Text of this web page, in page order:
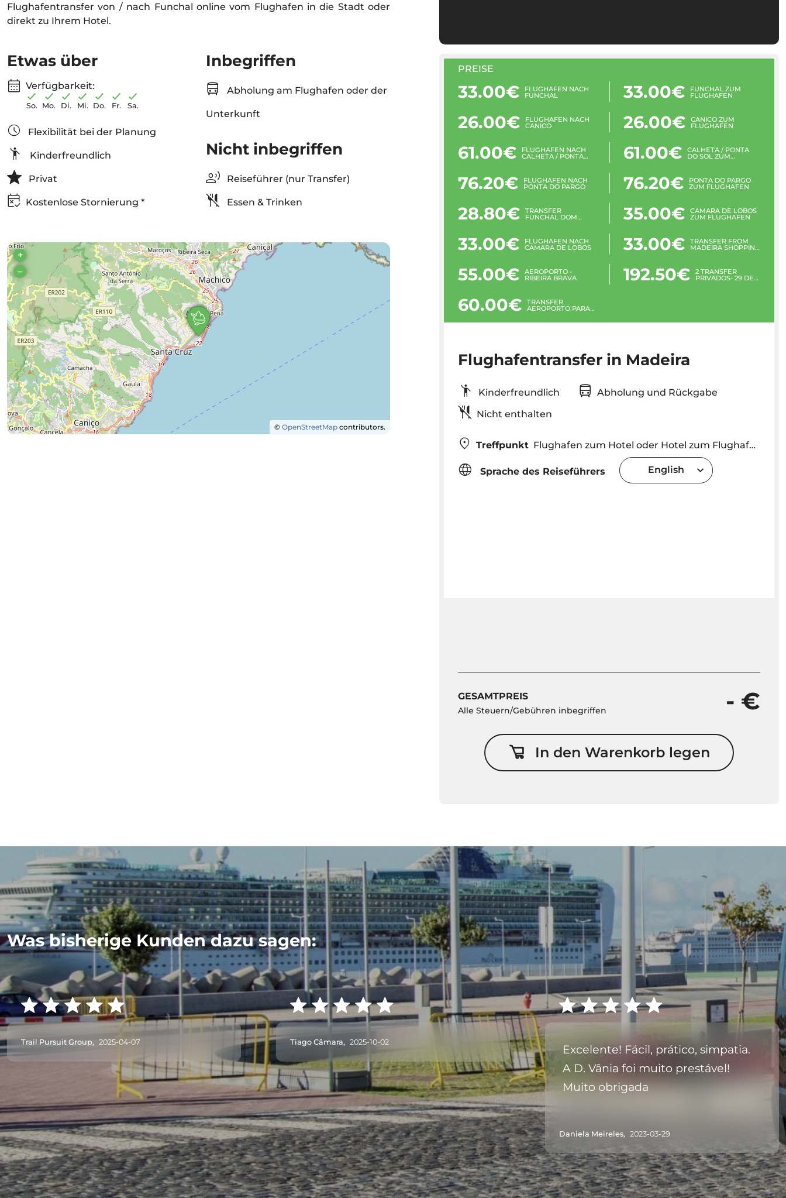
Flughafentransfer von / nach Funchal online vom Flughafen in die Stadt oder
direkt zu Ihrem Hotel.
Etwas über
Verfügbarkeit:
So. Mo. Di. Mi. Do. Fr. Sa.
Flexibilität bei der Planung
Kinderfreundlich
Privat
Kostenlose Stornierung *
Inbegriffen
Abholung am Flughafen oder der
Unterkunft
Nicht inbegriffen
Reiseführer (nur Transfer)
Essen & Trinken
+
–
©OpenStreetMap contributors.
PREISE
33.00€ FLUGHAFEN NACH
FUNCHAL 33.00€ FUNCHAL ZUM
FLUGHAFEN
26.00€ FLUGHAFEN NACH
CANICO 26.00€ CANICO ZUM
FLUGHAFEN
61.00€ FLUGHAFEN NACH
CALHETA / PONTA 61.00€ CALHETA / PONTA
DO SOL ZUM
76.20€ FLUGHAFEN NACH
PONTA DO PARGO 76.20€ PONTA DO PARGO
ZUM FLUGHAFEN
28.80€ TRANSFER
FUNCHAL DOM 35.00€ CAMARA DE LOBOS
ZUM FLUGHAFEN
33.00€ FLUGHAFEN NACH
CAMARA DE LOBOS 33.00€ TRANSFER FROM
MADEIRA SHOPPING
55.00€ AEROPORTO -
RIBEIRA BRAVA 192.50€ 2 TRANSFER
PRIVADOS- 29 DE
60.00€ TRANSFER
AEROPORTO PARA
Flughafentransfer in Madeira
Kinderfreundlich
Abholung und Rückgabe
Nicht enthalten
Treffpunkt Flughafen zum Hotel oder Hotel zum Flughafen (Bitte bei Buchung angeben, ob der Transfer "Vom Flughafen oder vom Flughafen" erfolgt)
Sprache des Reiseführers English
GESAMTPREIS
Alle Steuern/Gebühren inbegriffen - €
In den Warenkorb legen
Was bisherige Kunden dazu sagen:
Trail Pursuit Group, 2025-04-07 Tiago Câmara, 2025-10-02
Excelente! Fácil, prático, simpatia.
A D. Vânia foi muito prestável!
Muito obrigada
Daniela Meireles, 2023-03-29